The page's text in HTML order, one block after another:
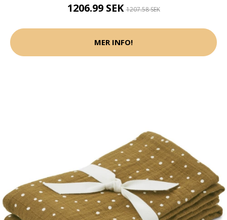
1206.99 SEK1207.58 SEK
MER INFO!